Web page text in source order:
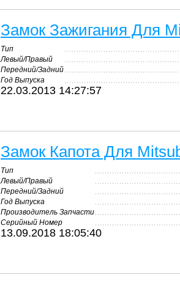
Замок Зажигания Для
Тип
Левый/Правый
Передний/Задний
Год Выпуска
22.03.2013 14:27:57
Замок Капота Для
Тип
Левый/Правый
Передний/Задний
Год Выпуска
Производитель Запчасти
Серийный Номер
13.09.2018 18:05:40